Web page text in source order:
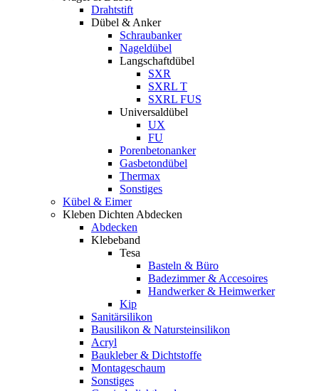
Drahtstift
Dübel & Anker
Schraubanker
Nageldübel
Langschaftdübel
SXR
SXRL T
SXRL FUS
Universaldübel
UX
FU
Porenbetonanker
Gasbetondübel
Thermax
Sonstiges
Kübel & Eimer
Kleben Dichten Abdecken
Abdecken
Klebeband
Tesa
Basteln & Büro
Badezimmer & Accesoires
Handwerker & Heimwerker
Kip
Sanitärsilikon
Bausilikon & Natursteinsilikon
Acryl
Baukleber & Dichtstoffe
Montageschaum
Sonstiges